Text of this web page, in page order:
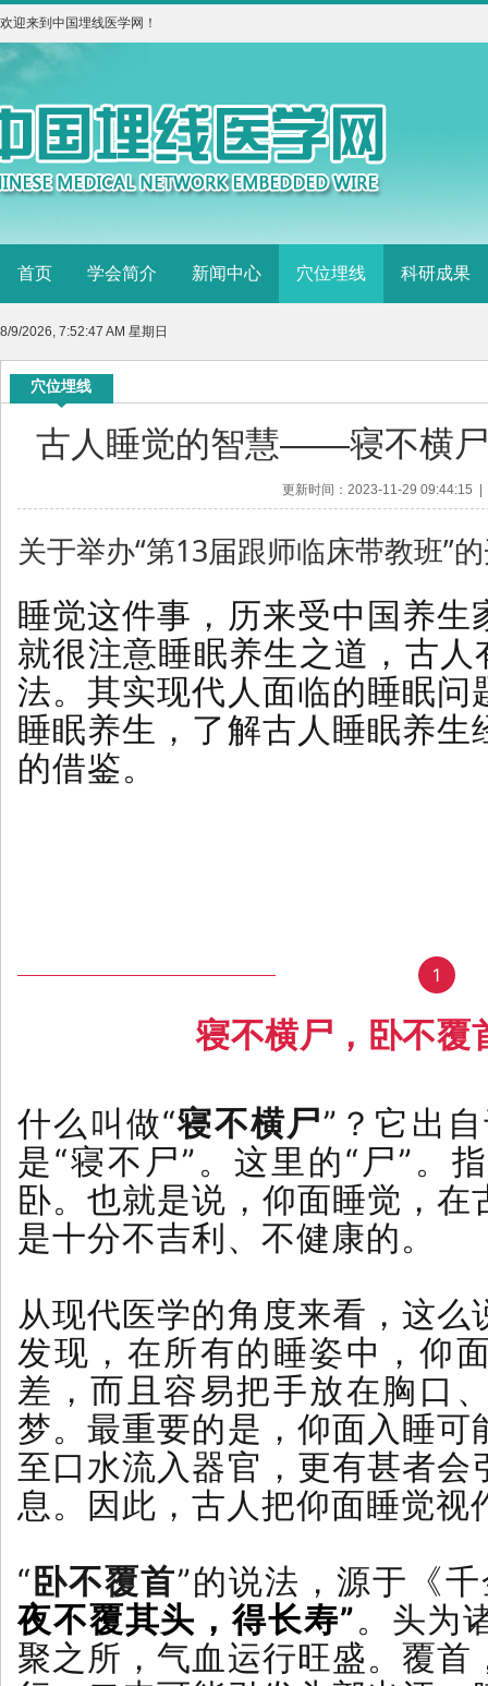
欢迎来到中国埋线医学网！
首页 学会简介 新闻中心 穴位埋线 科研成果
8/9/2026, 7:52:48 AM 星期日
穴位埋线
古人睡觉的智慧——寝不横
更新时间：2023-11-29 09:44:15
关于举办“第13届跟师临床带教班”
睡觉这件事，历来受中国养
就很注意睡眠养生之道，古人
法。其实现代人面临的睡眠
睡眠养生，了解古人睡眠养
的借鉴。
1
寝不横尸，卧不覆
什么叫做“寝不横尸”？它出
是“寝不尸”。这里的“尸”。
卧。也就是说，仰面睡觉，
是十分不吉利、不健康的。
从现代医学的角度来看，这
发现，在所有的睡姿中，仰
差，而且容易把手放在胸口
梦。最重要的是，仰面入睡
至口水流入器官，更有甚者
息。因此，古人把仰面睡觉视
“ 卧不覆首”的说法，源于《
夜不覆其头，得长寿”。头为
聚之所，气血运行旺盛。覆